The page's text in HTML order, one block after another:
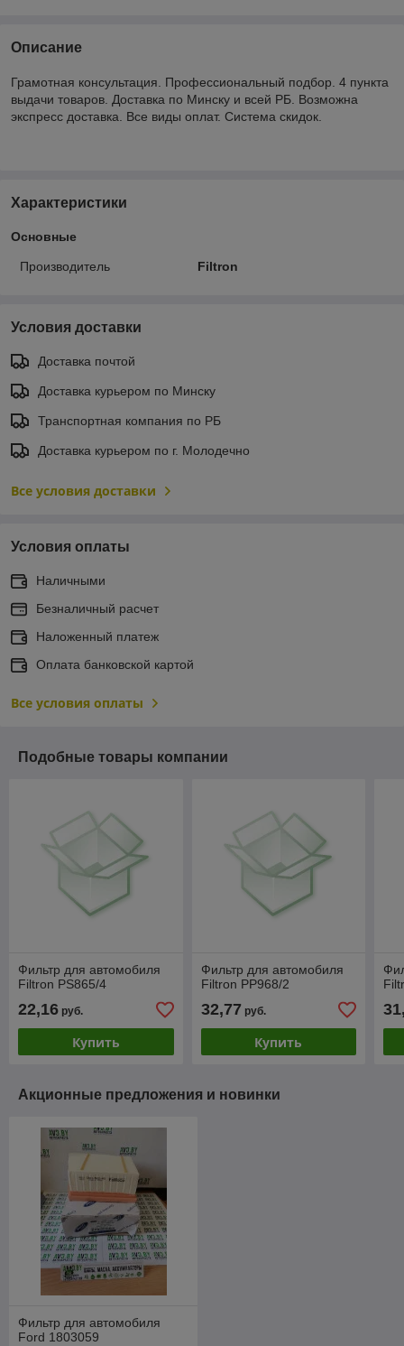
Описание
Грамотная консультация. Профессиональный подбор. 4 пункта
выдачи товаров. Доставка по Минску и всей РБ. Возможна
экспресс доставка. Все виды оплат. Система скидок.
Характеристики
Основные
Производитель Filtron
Условия доставки
Доставка почтой
Доставка курьером по Минску
Транспортная компания по РБ
Доставка курьером по г. Молодечно
Все условия доставки
Условия оплаты
Наличными
Безналичный расчет
Наложенный платеж
Оплата банковской картой
Все условия оплаты
Подобные товары компании
Фильтр для автомобиля
Filtron PS865/4
22,16 руб.
Купить
Фильтр для автомобиля
Filtron PP968/2
32,77 руб.
Купить
Акционные предложения и новинки
Фильтр для автомобиля
Ford 1803059